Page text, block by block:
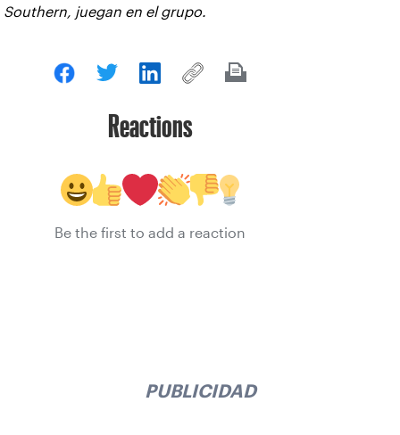
Southern, juegan en el grupo.
Reactions
Be the first to add a reaction
PUBLICIDAD